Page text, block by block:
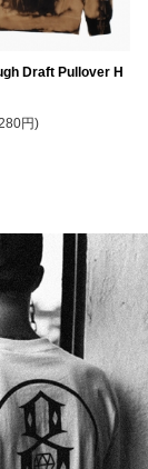
Draft Pullover H
円)